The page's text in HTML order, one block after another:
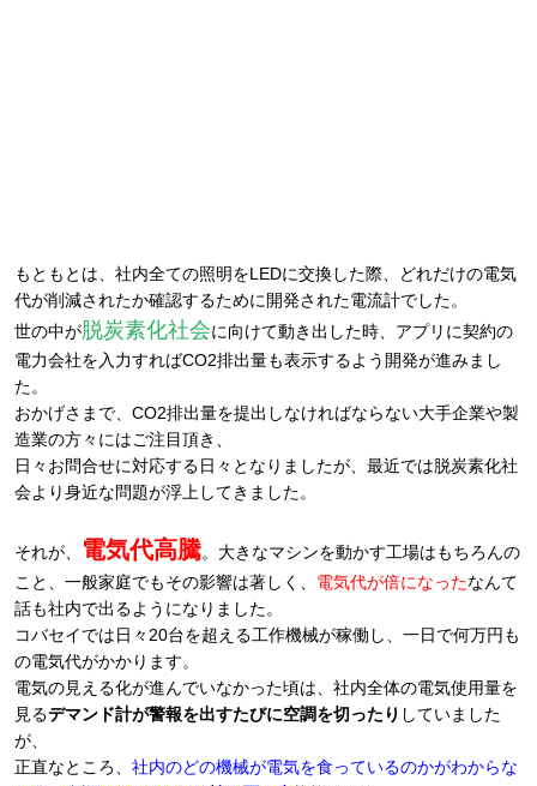
もともとは、社内全ての照明をLEDに交換した際、どれだけの電気
代が削減されたか確認するために開発された電流計でした。
世の中が脱炭素化社会に向けて動き出した時、アプリに契約の
電力会社を入力すればCO2排出量も表示するよう開発が進みまし
た。
おかげさまで、CO2排出量を提出しなければならない大手企業や製
造業の方々にはご注目頂き、
日々お問合せに対応する日々となりましたが、最近では脱炭素化社
会より身近な問題が浮上してきました。
それが、 電気代高騰。大きなマシンを動かす工場はもちろんの
こと、一般家庭でもその影響は著しく、 電気代が倍になったなんて
話も社内で出るようになりました。
コバセイでは日々20台を超える工作機械が稼働し、一日で何万円も
の電気代がかかります。
電気の見える化が進んでいなかった頃は、社内全体の電気使用量を
見るデマンド計が警報を出すたびに空調を切ったり していました
が、
正直なところ、 社内のどの機械が電気を食っているのかがわからな